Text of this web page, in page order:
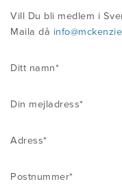
Vill Du bli medlem i
Maila då
Ditt namn*
Din mejladress*
Adress*
Postnummer*